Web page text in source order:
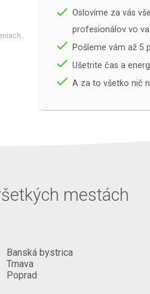
done Oslovíme za vás
profesionálov vo
done Pošleme vám až 5
done Ušetrite čas a
done A za to všetko nič
mestách
Banská bystrica
Trnava
Poprad